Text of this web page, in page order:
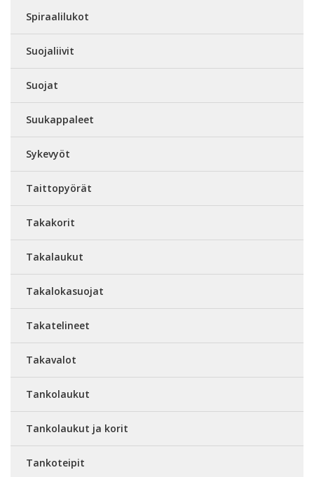
Spiraalilukot
Suojaliivit
Suojat
Suukappaleet
Sykevyöt
Taittopyörät
Takakorit
Takalaukut
Takalokasuojat
Takatelineet
Takavalot
Tankolaukut
Tankolaukut ja korit
Tankoteipit